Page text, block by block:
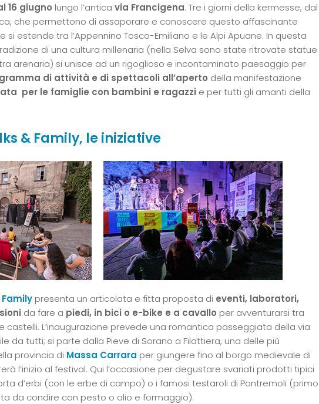
16 giugno lungo l’antica via Francigena. Tre i giorni della kermesse, dal
che permettono di assaporare e conoscere questo affascinante
si estende tra l’Appennino Tosco-Emiliano e le Alpi Apuane. In questa
di una cultura millenaria (nella Selva sono state ritrovate statue
arenaria) si unisce ad un rigoglioso e incontaminato paesaggio per
di attività e di spettacoli all’aperto della manifestazione
per le famiglie con bambini e ragazzi e per tutti gli amanti della
& Family, le iniziative
presenta un articolata e fitta proposta di eventi, laboratori,
da fare a piedi, in bici o e-bike e a cavallo per avventurarsi tra
castelli. L’inaugurazione prevede una romantica passeggiata della via
da tutti; si parte dalla Pieve di Sorano a Filattiera, una delle più
provincia di Massa Carrara per giungere fino al borgo medievale di
l’inizio al festival. Qui l’occasione per degustare svariati prodotti tipici
d’erbi (con le erbe di campo) o i famosi testaroli di Pontremoli (primo
da condire con pesto o olio e formaggio).